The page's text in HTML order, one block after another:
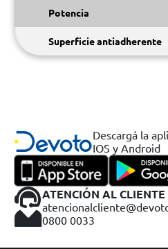
Potencia
Superficie antiadherente
Descargá la
IOS y Android
ATENCIÓN AL CLIENTE
0800 0033